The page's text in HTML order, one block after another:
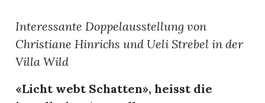
Interessante Doppelausstellung von
Christiane Hinrichs und Ueli Strebel in der
Villa Wild
«Licht webt Schatten», heisst die